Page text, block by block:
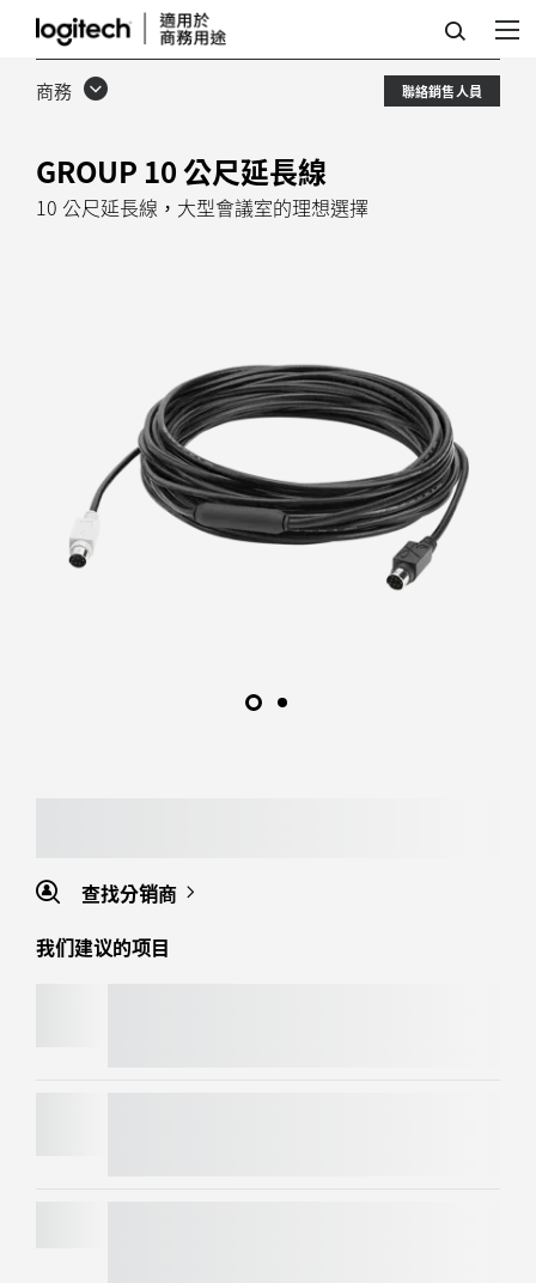
羅
技
10
公
商務 聯絡銷售人員
GROUP 10 公尺延長線
10 公尺延長線，大型會議室的理想選擇
查找分销商
我们建议的项目